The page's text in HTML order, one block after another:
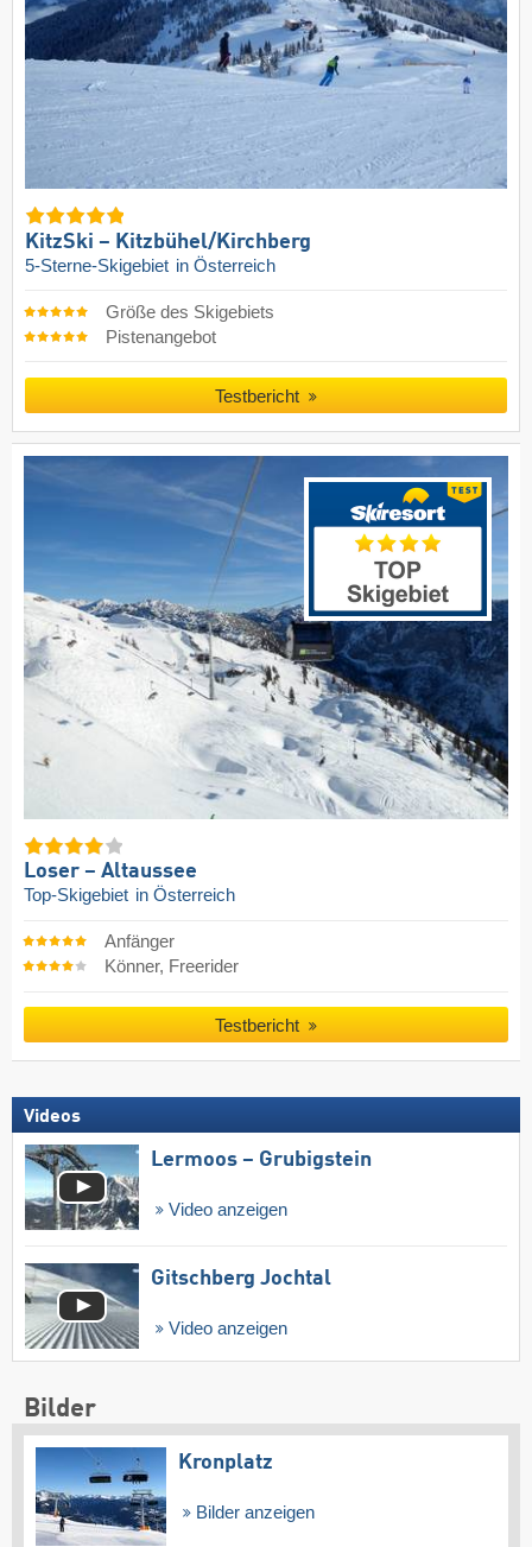
KitzSki – Kitzbühel/​Kirchberg
5-Sterne-Skigebiet in Österreich
Größe des Skigebiets
Pistenangebot
Testbericht
Loser – Altaussee
Top-Skigebiet in Österreich
Anfänger
Könner, Freerider
Testbericht
Videos
Lermoos – Grubigstein
Video anzeigen
Gitschberg Jochtal
Video anzeigen
Bilder
Kronplatz
Bilder anzeigen